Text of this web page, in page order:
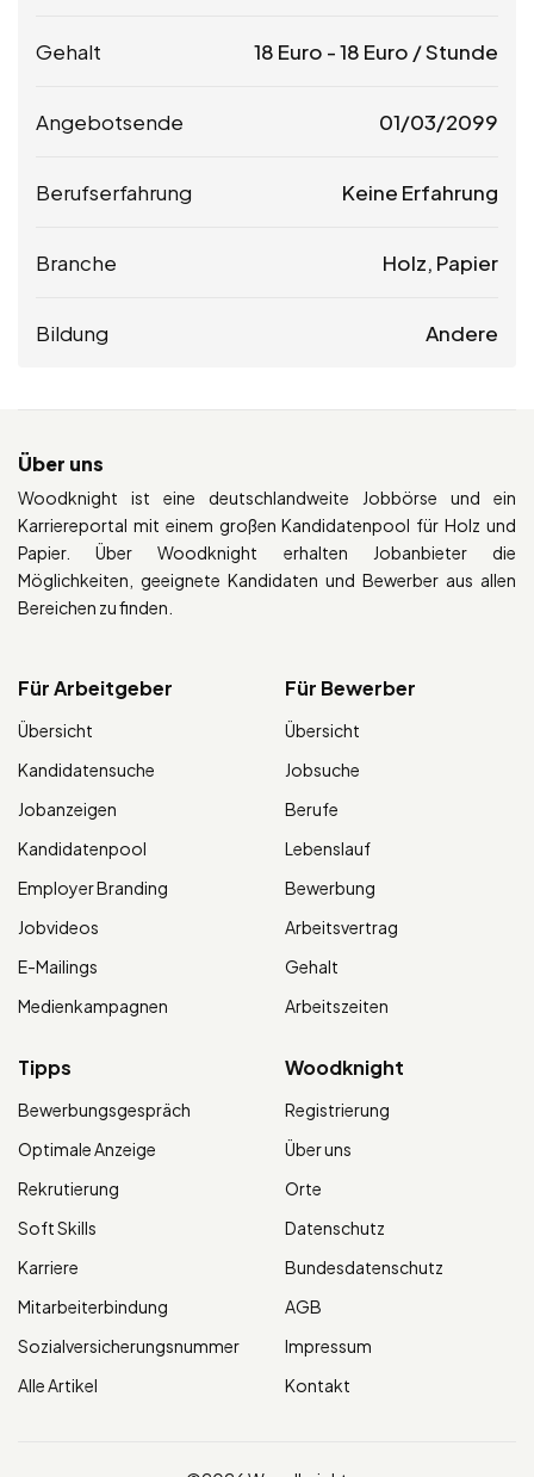
Gehalt 18 Euro -18 Euro / Stunde
Angebotsende 01/03/2099
Berufserfahrung Keine Erfahrung
Branche Holz, Papier
Bildung Andere
Über uns
Woodknight ist eine deutschlandweite Jobbörse und ein
Karriereportal mit einem großen Kandidatenpool für Holz und
Papier. Über Woodknight erhalten Jobanbieter die
Möglichkeiten, geeignete Kandidaten und Bewerber aus allen
Bereichen zu finden.
Für Arbeitgeber
Übersicht
Kandidatensuche
Jobanzeigen
Kandidatenpool
Employer Branding
Jobvideos
E-Mailings
Medienkampagnen
Für Bewerber
Übersicht
Jobsuche
Berufe
Lebenslauf
Bewerbung
Arbeitsvertrag
Gehalt
Arbeitszeiten
Tipps
Bewerbungsgespräch
Optimale Anzeige
Rekrutierung
Soft Skills
Karriere
Mitarbeiterbindung
Sozialversicherungsnummer
Alle Artikel
Woodknight
Registrierung
Über uns
Orte
Datenschutz
Bundesdatenschutz
AGB
Impressum
Kontakt